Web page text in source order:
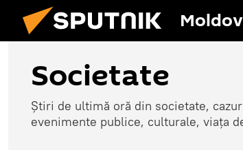
Societate
Știri de ultimă oră din societate,
evenimente publice, culturale, viața